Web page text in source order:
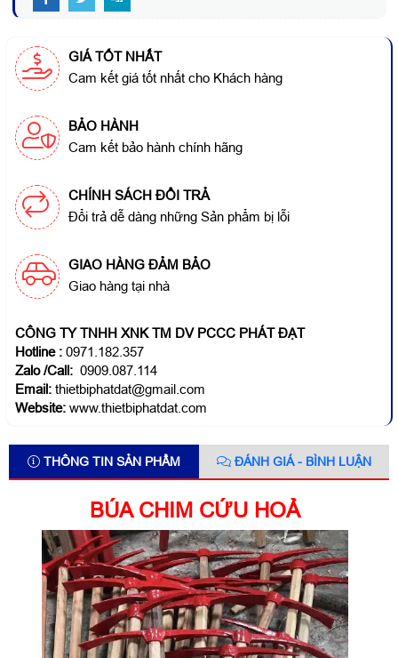
GIÁ TỐT NHẤT
Cam kết giá tốt nhất cho Khách hàng
BẢO HÀNH
Cam kết bảo hành chính hãng
CHÍNH SÁCH ĐỔI TRẢ
Đổi trả dễ dàng những Sản phẩm bị lỗi
GIAO HÀNG ĐẢM BẢO
Giao hàng tại nhà
CÔNG TY TNHH XNK TM DV PCCC PHÁT ĐẠT
Hotline : 0971.182.357
Zalo /Call:0909.087.114
Email:thietbiphatdat@gmail.com
Website:www.thietbiphatdat.com
THÔNG TIN SẢN PHẨM ĐÁNH GIÁ - BÌNH LUẬN
BÚA CHIM CỨU HOẢ